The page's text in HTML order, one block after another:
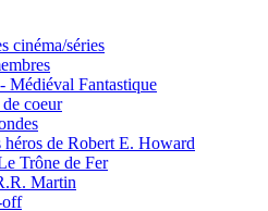
cinéma/séries
Médiéval Fantastique
coeur
héros de Robert E. Howard
Trône de Fer
Martin
off